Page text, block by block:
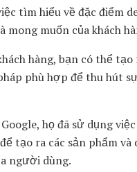
thường đánh đồng chăm
động sau bán hàng.
như thế?
của bạn với khách
sóc khách hàng rồi.
khách hàng trước bán
hứng thú cho khách